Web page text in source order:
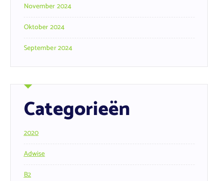
November 2024
Oktober 2024
September 2024
Categorieën
2020
Adwise
B2